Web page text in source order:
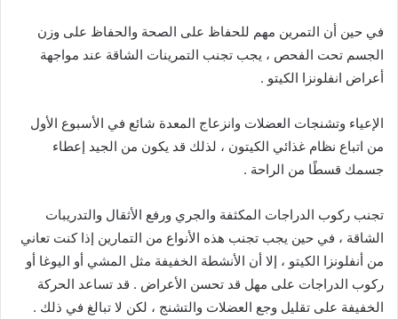
في حين أن التمرين مهم للحفاظ على الصحة والحفاظ على وزن
الجسم تحت الفحص ، يجب تجنب التمرينات الشاقة عند مواجهة
أعراض انفلونزا الكيتو .
الإعياء وتشنجات العضلات وانزعاج المعدة شائع في الأسبوع الأول
من اتباع نظام غذائي الكيتون ، لذلك قد يكون من الجيد إعطاء
جسمك قسطًا من الراحة .
تجنب ركوب الدراجات المكثفة والجري ورفع الأثقال والتدريبات
الشاقة ، في حين يجب تجنب هذه الأنواع من التمارين إذا كنت تعاني
من أنفلونزا الكيتو ، إلا أن الأنشطة الخفيفة مثل المشي أو اليوغا أو
ركوب الدراجات على مهل قد تحسن الأعراض . قد تساعد الحركة
الخفيفة على تقليل وجع العضلات والتشنج ، لكن لا تبالغ في ذلك .